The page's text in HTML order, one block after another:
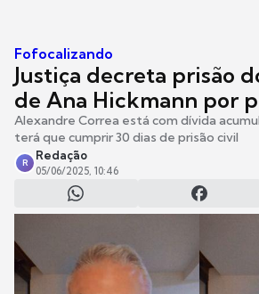
Fofocalizando
Justiça decreta prisão
de Ana Hickmann por
Alexandre Correa está com dívida
terá que cumprir 30 dias de prisão civil
R
Redação
05/06/2025, 10:46